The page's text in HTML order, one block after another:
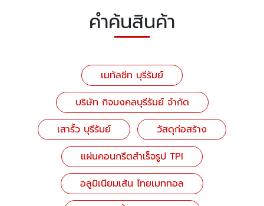
คำค้นสินค้า
เมทัลชีท บุรีรัมย์
บริษัท กิจมงคลบุรีรัมย์ จำกัด
เสารั้ว บุรีรัมย์
วัสดุก่อสร้าง
แผ่นคอนกรีตสำเร็จรูป TPI
อลูมิเนียมเส้น ไทยเมททอล